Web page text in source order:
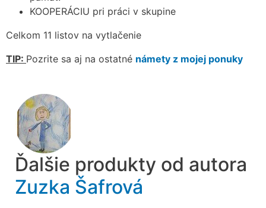
KOOPERÁCIU pri práci v skupine
Celkom 11 listov na vytlačenie
TIP: Pozrite sa aj na ostatné námety z mojej ponuky
Ďalšie produkty od autora
Zuzka Šafrová